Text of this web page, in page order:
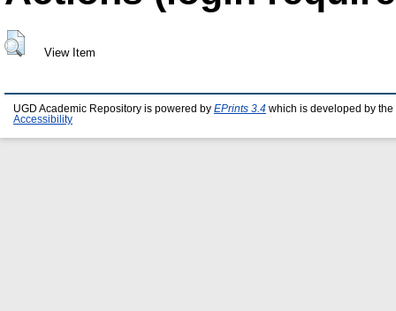
View Item
UGD Academic Repository is powered by EPrints 3.4 which is developed by the
Accessibility